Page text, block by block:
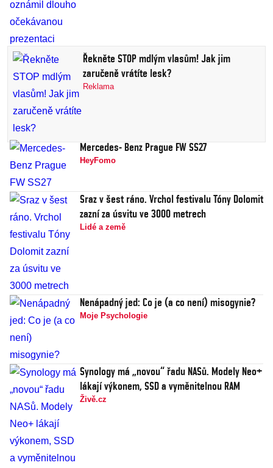
Řekněte STOP mdlým vlasům! Jak jim
zaručeně vrátíte lesk?
Reklama
Mercedes- Benz Prague FW SS27
HeyFomo
Sraz v šest ráno. Vrchol festivalu Tóny Dolomit
zazní za úsvitu ve 3000 metrech
Lidé a země
Nenápadný jed: Co je (a co není) misogynie?
Moje Psychologie
Synology má „novou“ řadu NASů. Modely Neo+
lákají výkonem, SSD a vyměnitelnou RAM
Živě.cz